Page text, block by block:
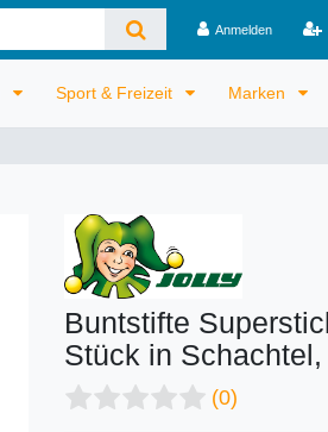
Anmelden
Sport & Freizeit Marken
Buntstifte
Stück in Schachtel,
(0)